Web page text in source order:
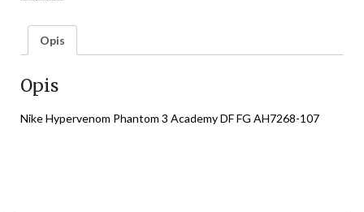
Opis
Opis
Nike Hypervenom Phantom 3 Academy DF FG AH7268-107